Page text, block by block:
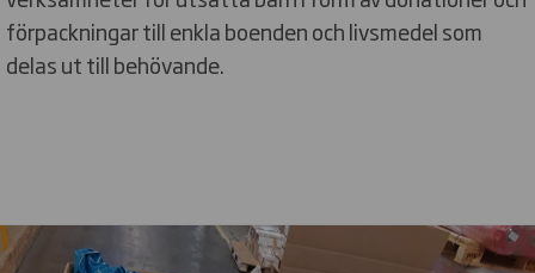
förpackningar till enkla boenden och livsmedel som
delas ut till behövande.